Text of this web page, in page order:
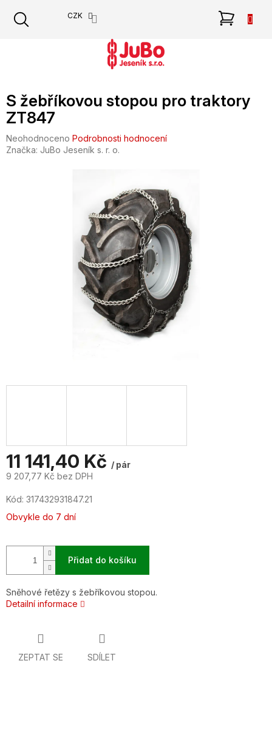
obsah
CZK
S žebříkovou stopou pro traktory
ZT847
Průměrné
hodnocení
Neohodnoceno Podrobnosti hodnocení
Značka: JuBo Jeseník s. r. o.
11 141,40 Kč / pár
9 207,77 Kč bez DPH
cena:
Kód: 317432931847.21
Obvykle do 7 dní
Přidat do košíku
Sněhové řetězy s žebříkovou stopou.
Detailní informace
ZEPTAT SE SDÍLET